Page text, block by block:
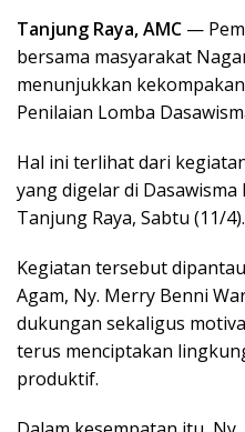
Tanjung Raya, AMC —
bersama masyarakat
menunjukkan
Penilaian Lomba
Hal ini terlihat dari
yang digelar di
Tanjung Raya, Sabtu (11/4).
Kegiatan tersebut
Agam, Ny. Merry Benni
dukungan sekaligus
terus menciptakan
produktif.